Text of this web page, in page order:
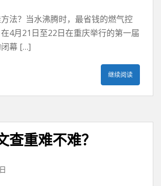
法？当水沸腾时，最省钱的燃气控
4月21日至22日在重庆举行的第一届
幕 […]
继续阅读
查重难不难？